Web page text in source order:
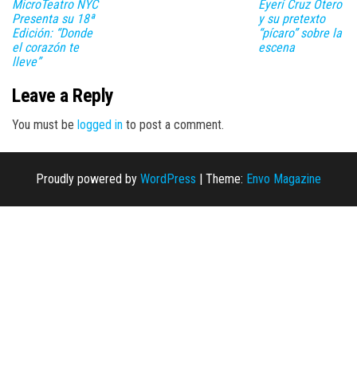
MicroTeatro NYC
Presenta su 18ª
Edición: “Donde
el corazón te
lleve”
Eyerí Cruz Otero
y su pretexto
“pícaro” sobre la
escena
Leave a Reply
You must be logged in to post a comment.
Proudly powered by WordPress Theme: Envo Magazine